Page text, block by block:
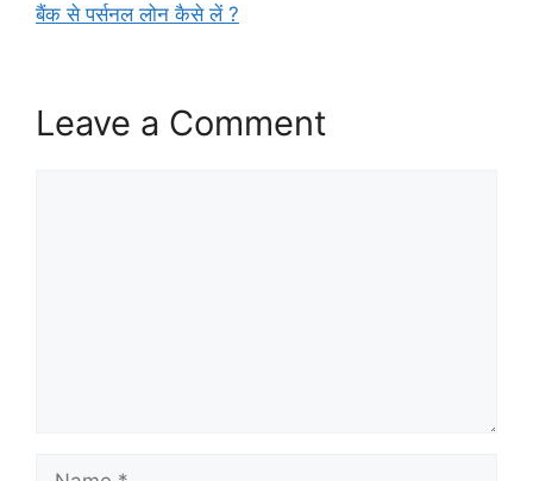
बैंक से पर्सनल लोन कैसे लें ?
Leave a Comment
Name